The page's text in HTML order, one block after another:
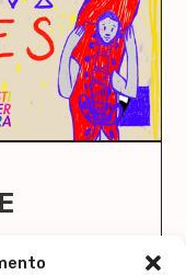
Casa 1 de